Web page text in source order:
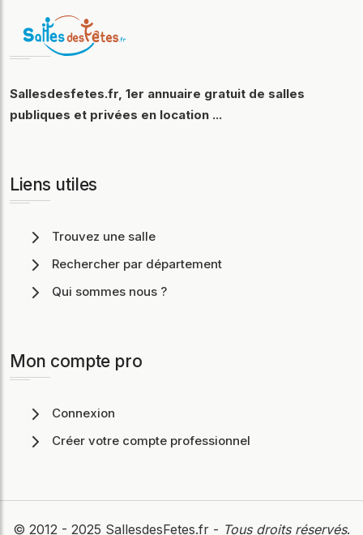
Sallesdesfetes.fr, 1er annuaire gratuit de salles
publiques et privées en location ...
Liens utiles
Trouvez une salle
Rechercher par département
Qui sommes nous ?
Mon compte pro
Connexion
Créer votre compte professionnel
© 2012 - 2025 SallesdesFetes.fr - Tous droits réservés.